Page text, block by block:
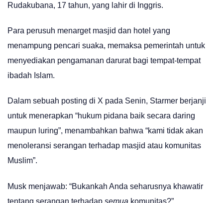
Rudakubana, 17 tahun, yang lahir di Inggris.
Para perusuh menarget masjid dan hotel yang
menampung pencari suaka, memaksa pemerintah untuk
menyediakan pengamanan darurat bagi tempat-tempat
ibadah Islam.
Dalam sebuah posting di X pada Senin, Starmer berjanji
untuk menerapkan “hukum pidana baik secara daring
maupun luring”, menambahkan bahwa “kami tidak akan
menoleransi serangan terhadap masjid atau komunitas
Muslim”.
Musk menjawab: “Bukankah Anda seharusnya khawatir
tentang serangan terhadap semua komunitas?”